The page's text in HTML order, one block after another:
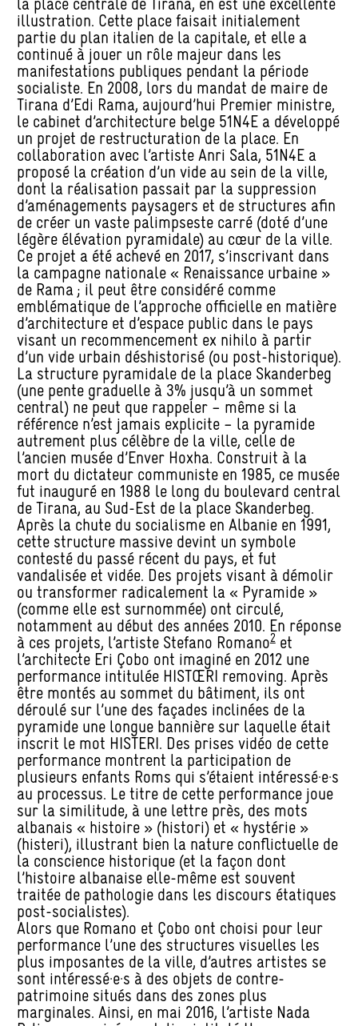
illustration. Cette place faisait initialement
partie du plan italien de la capitale, et elle a
continué à jouer un rôle majeur dans les
manifestations publiques pendant la période
socialiste. En 2008, lors du mandat de maire de
Tirana d’Edi Rama, aujourd’hui Premier ministre,
le cabinet d’architecture belge 51N4E a développé
un projet de restructuration de la place. En
collaboration avec l’artiste Anri Sala, 51N4E a
proposé la création d’un vide au sein de la ville,
dont la réalisation passait par la suppression
d’aménagements paysagers et de structures afin
de créer un vaste palimpseste carré (doté d’une
légère élévation pyramidale) au cœur de la ville.
Ce projet a été achevé en 2017, s’inscrivant dans
la campagne nationale « Renaissance urbaine »
de Rama ; il peut être considéré comme
emblématique de l’approche officielle en matière
d’architecture et d’espace public dans le pays
visant un recommencement ex nihilo à partir
d’un vide urbain déshistorisé (ou post-historique).
La structure pyramidale de la place Skanderbeg
(une pente graduelle à 3% jusqu’à un sommet
central) ne peut que rappeler – même si la
référence n’est jamais explicite – la pyramide
autrement plus célèbre de la ville, celle de
l’ancien musée d’Enver Hoxha. Construit à la
mort du dictateur communiste en 1985, ce musée
fut inauguré en 1988 le long du boulevard central
de Tirana, au Sud-Est de la place Skanderbeg.
Après la chute du socialisme en Albanie en 1991,
cette structure massive devint un symbole
contesté du passé récent du pays, et fut
vandalisée et vidée. Des projets visant à démolir
ou transformer radicalement la « Pyramide »
(comme elle est surnommée) ont circulé,
notamment au début des années 2010. En réponse
à ces projets, l’artiste Stefano Romano2et
l’architecte Eri Çobo ont imaginé en 2012 une
performance intitulée HISTŒRI removing. Après
être montés au sommet du bâtiment, ils ont
déroulé sur l’une des façades inclinées de la
pyramide une longue bannière sur laquelle était
inscrit le mot HISTERI. Des prises vidéo de cette
performance montrent la participation de
plusieurs enfants Roms qui s’étaient intéressé·e·s
au processus. Le titre de cette performance joue
sur la similitude, à une lettre près, des mots
albanais « histoire » (histori) et « hystérie »
(histeri), illustrant bien la nature conflictuelle de
la conscience historique (et la façon dont
l’histoire albanaise elle-même est souvent
traitée de pathologie dans les discours étatiques
post-socialistes).
Alors que Romano et Çobo ont choisi pour leur
performance l’une des structures visuelles les
plus imposantes de la ville, d’autres artistes se
sont intéressé·e·s à des objets de contre-
patrimoine situés dans des zones plus
marginales. Ainsi, en mai 2016, l’artiste Nada